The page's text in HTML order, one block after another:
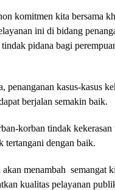
komitmen kita bersama
ini di bidang
pidana bagi
penanganan kasus-kasus
berjalan semakin baik.
korban tindak kekerasan
tertangani dengan baik.
menambah semangat
kualitas pelayanan